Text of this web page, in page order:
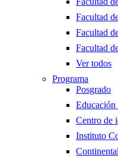
Facultad
Facultad
Facultad
Ver todos
Programa
Posgrado
Educación
Centro de
Instituto